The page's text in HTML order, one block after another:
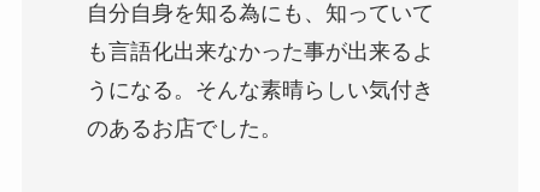
自分自身を知る為にも、知っていて
も言語化出来なかった事が出来るよ
うになる。そんな素晴らしい気付き
のあるお店でした。